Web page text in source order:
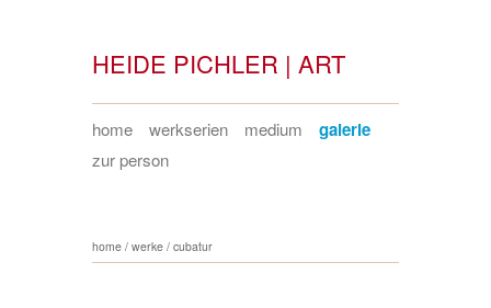
HEIDE PICHLER | ART
home werkserien medium galerie
zur person
home / werke / cubatur